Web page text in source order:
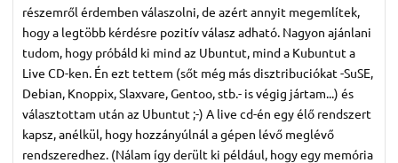
részemről érdemben válaszolni, de azért annyit megemlítek,
hogy a legtöbb kérdésre pozitív válasz adható. Nagyon ajánlani
tudom, hogy próbáld ki mind az Ubuntut, mind a Kubuntut a
Live CD-ken. Én ezt tettem (sőt még más disztribuciókat -SuSE,
Debian, Knoppix, Slaxvare, Gentoo, stb.- is végig jártam...) és
választottam után az Ubuntut ;-) A live cd-én egy élő rendszert
kapsz, anélkül, hogy hozzányúlnál a gépen lévő meglévő
rendszeredhez. (Nálam így derült ki például, hogy egy memória